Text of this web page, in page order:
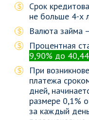
Срок
не больше 4-х
Валюта займа
Процентная
9,90% до
При
платежа
дней,
размере 0,1%
за каждый